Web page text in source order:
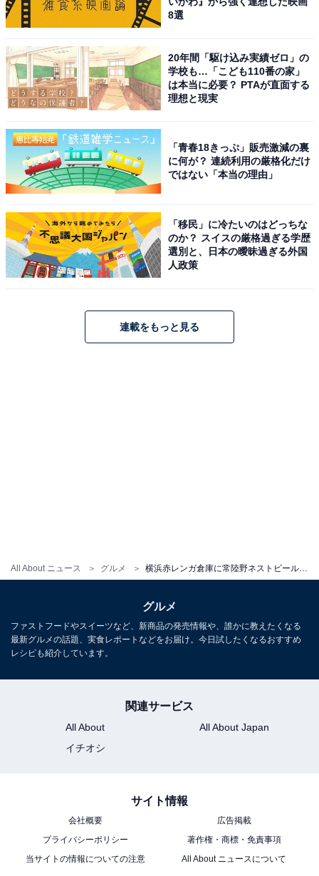
All About ニュース グルメ
このほか、直営店でしか飲めない「
際的なコンテストで数多くの賞を獲得する「
スキー」も用意し、幅広いニーズに応えます。
プデリ
8選
20年間「駆け込み実績ゼロ」の
学校も…「こども110番の家」
は本当に必要？ PTAが直面する
理想と現実
「青春18きっぷ」販売激減の裏
に何が？ 連続利用の厳格化だけ
ではない「本当の理由」
「移民」に冷たいのはどっちな
のか？ スイスの厳格過ぎる学歴
選別と、日本の曖昧過ぎる外国
人政策
連載をもっと見る
グルメ
ファストフードやスイーツなど、新商品の発売情報や、誰かに教えたくなる
最新グルメの話題、実食レポートなどをお届け。今日試したくなるおすすめ
レシピも紹介しています。
関連サービス
All About
All About Japan
イチオシ
サイト情報
会社概要
広告掲載
プライバシーポリシー
著作権・商標・免責事項
当サイトの情報についての注意
All About ニュースについて